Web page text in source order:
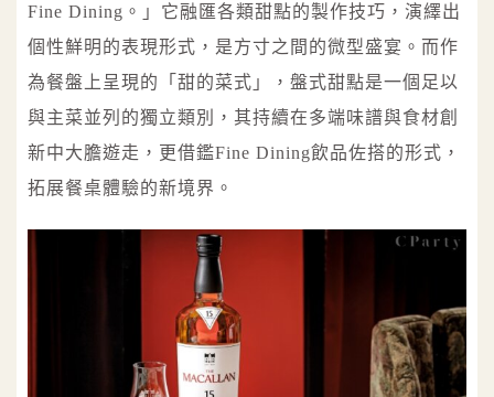
Fine Dining。」它融匯各類甜點的製作技巧，演繹出
個性鮮明的表現形式，是方寸之間的微型盛宴。而作
為餐盤上呈現的「甜的菜式」，盤式甜點是一個足以
與主菜並列的獨立類別，其持續在多端味譜與食材創
新中大膽遊走，更借鑑Fine Dining飲品佐搭的形式，
拓展餐桌體驗的新境界。